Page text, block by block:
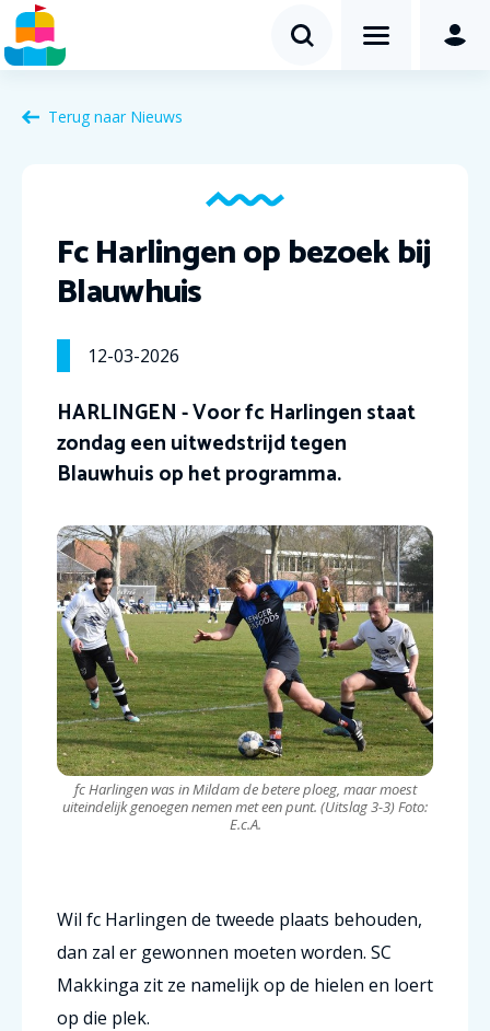
Terug naar Nieuws
Fc Harlingen op bezoek bij
Blauwhuis
12-03-2026
HARLINGEN - Voor fc Harlingen staat
zondag een uitwedstrijd tegen
Blauwhuis op het programma.
fc Harlingen was in Mildam de betere ploeg, maar moest
uiteindelijk genoegen nemen met een punt. (Uitslag 3-3) Foto:
E.c.A.
Wil fc Harlingen de tweede plaats behouden,
dan zal er gewonnen moeten worden. SC
Makkinga zit ze namelijk op de hielen en loert
op die plek.